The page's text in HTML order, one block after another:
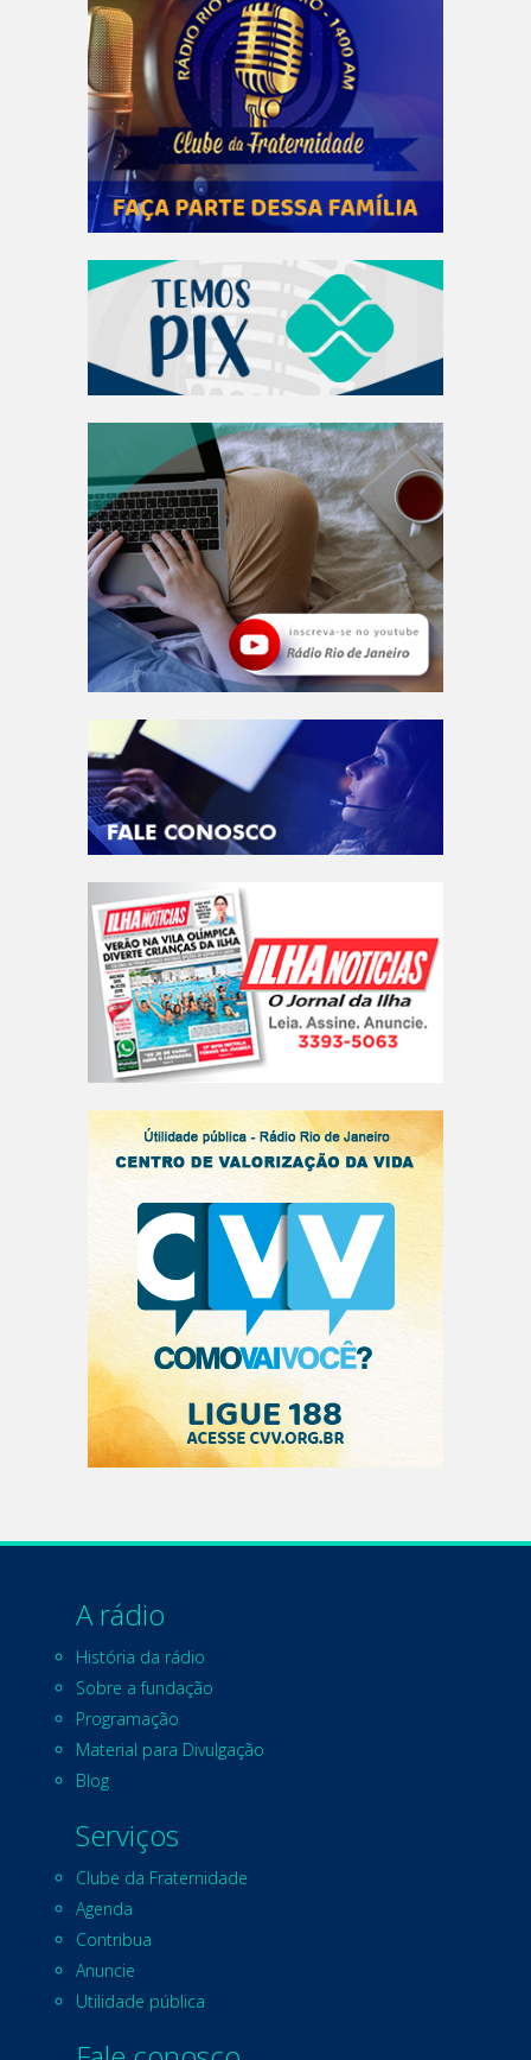
A rádio
História da rádio
Sobre a fundação
Programação
Material para Divulgação
Blog
Serviços
Clube da Fraternidade
Agenda
Contribua
Anuncie
Utilidade pública